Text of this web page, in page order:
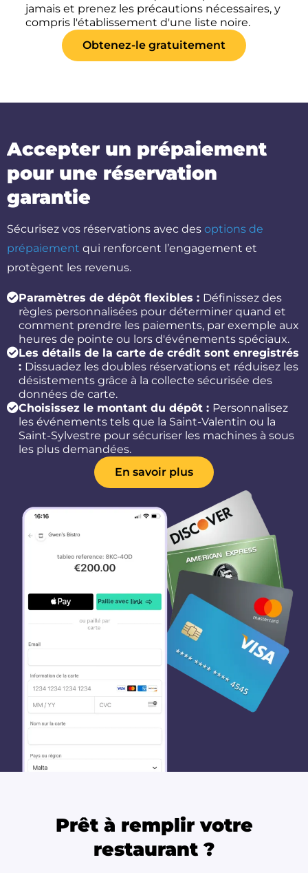
jamais et prenez les précautions nécessaires, y
compris l'établissement d'une liste noire.
Obtenez-le gratuitement
Accepter un prépaiement
pour une réservation
garantie
Sécurisez vos réservations avec des options de
prépaiement qui renforcent l’engagement et
protègent les revenus.
Paramètres de dépôt flexibles : Définissez des
règles personnalisées pour déterminer quand et
comment prendre les paiements, par exemple aux
heures de pointe ou lors d'événements spéciaux.
Les détails de la carte de crédit sont enregistrés
: Dissuadez les doubles réservations et réduisez les
désistements grâce à la collecte sécurisée des
données de carte.
Choisissez le montant du dépôt : Personnalisez
les événements tels que la Saint-Valentin ou la
Saint-Sylvestre pour sécuriser les machines à sous
les plus demandées.
En savoir plus
Prêt à remplir votre
restaurant ?